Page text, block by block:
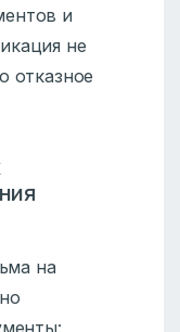
и
не
отказное
на